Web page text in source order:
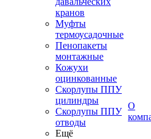
кранов
Муфты
термоусадочные
Пенопакеты
монтажные
Кожухи
оцинкованные
Скорлупы ППУ
цилиндры
Скорлупы ППУ
отводы
Ещё
О